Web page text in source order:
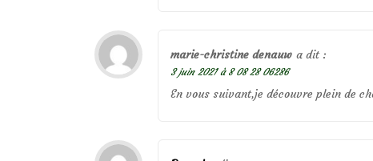
marie-christine denauw a dit :
3 juin 2021 à 8 08 28 06286
En vous suivant,je découvre plein de